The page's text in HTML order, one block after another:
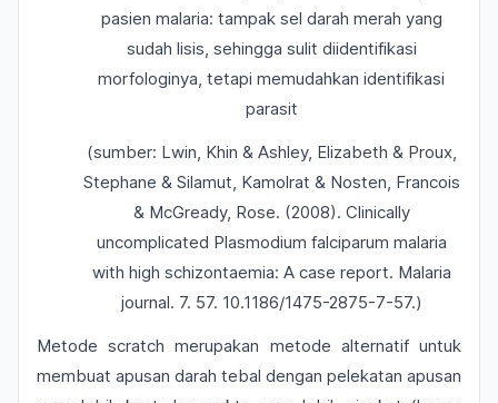
pasien malaria: tampak sel darah merah yang
sudah lisis, sehingga sulit diidentifikasi
morfologinya, tetapi memudahkan identifikasi
parasit
(sumber: Lwin, Khin & Ashley, Elizabeth & Proux,
Stephane & Silamut, Kamolrat & Nosten, Francois
& McGready, Rose. (2008). Clinically
uncomplicated Plasmodium falciparum malaria
with high schizontaemia: A case report. Malaria
journal. 7. 57. 10.1186/1475-2875-7-57.)
Metode scratch merupakan metode alternatif untuk
membuat apusan darah tebal dengan pelekatan apusan